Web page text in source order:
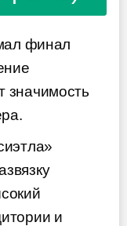
финал
значимость
и